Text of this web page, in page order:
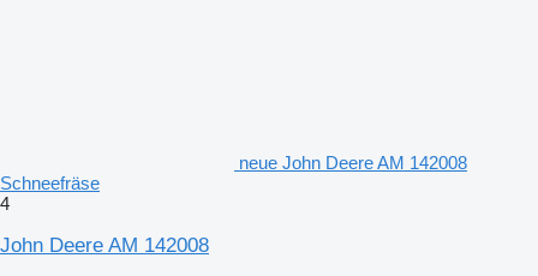
neue John Deere AM 142008
Schneefräse
4
John Deere AM 142008